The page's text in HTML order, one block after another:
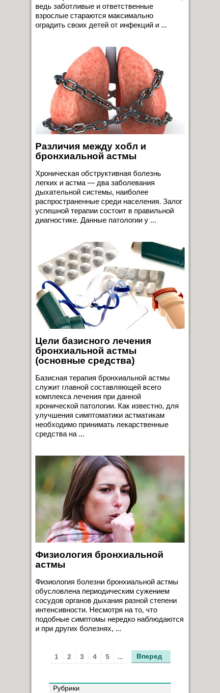
ведь заботливые и ответственные
взрослые стараются максимально
оградить своих детей от инфекций и ...
Различия между хобл и
бронхиальной астмы
Хроническая обструктивная болезнь
легких и астма — два заболевания
дыхательной системы, наиболее
распространенные среди населения. Залог
успешной терапии состоит в правильной
диагностике. Данные патологии у ...
Цели базисного лечения
бронхиальной астмы
(основные средства)
Базисная терапия бронхиальной астмы
служит главной составляющей всего
комплекса лечения при данной
хронической патологии. Как известно, для
улучшения симптоматики астматикам
необходимо принимать лекарственные
средства на ...
Физиология бронхиальной
астмы
Физиология болезни бронхиальной астмы
обусловлена периодическим сужением
сосудов органов дыхания разной степени
интенсивности. Несмотря на то, что
подобные симптомы нередко наблюдаются
и при других болезнях, ...
1 2 3 4 5 ... Вперед
Рубрики